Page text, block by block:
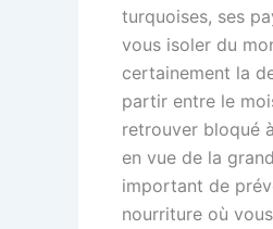
turquoises, ses
vous isoler du
certainement la
partir entre le
retrouver bloqué
en vue de la
important de
nourriture où